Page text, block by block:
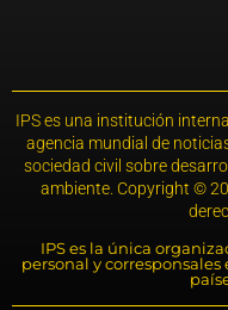
IPS es una institución
agencia mundial de
sociedad civil sobre
ambiente. Copyright ©
IPS es la única
personal y